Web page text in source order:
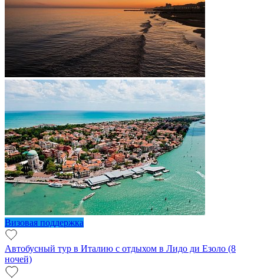
Визовая поддержка
Автобусный тур в Италию с отдыхом в Лидо ди Езоло (8
ночей)